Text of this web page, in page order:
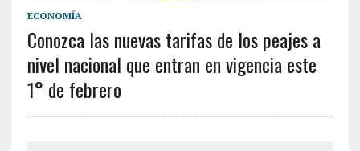
ECONOMÍA
Conozca las nuevas tarifas de los peajes a
nivel nacional que entran en vigencia este
1° de febrero